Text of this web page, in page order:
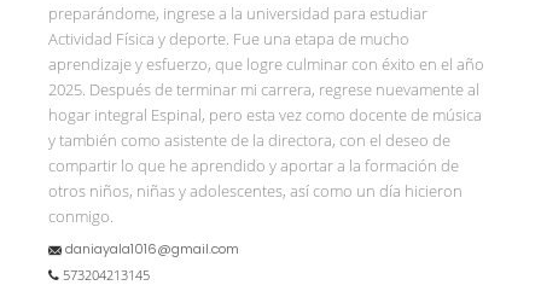
preparándome, ingrese a la universidad para estudiar
Actividad Física y deporte. Fue una etapa de mucho
aprendizaje y esfuerzo, que logre culminar con éxito en el año
2025. Después de terminar mi carrera, regrese nuevamente al
hogar integral Espinal, pero esta vez como docente de música
y también como asistente de la directora, con el deseo de
compartir lo que he aprendido y aportar a la formación de
otros niños, niñas y adolescentes, así como un día hicieron
conmigo.
daniayala1016@gmail.com
573204213145